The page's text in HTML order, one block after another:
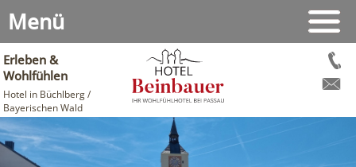
Erleben &
Wohlfühlen
Hotel in Büchlberg /
Bayerischen Wald
Menü